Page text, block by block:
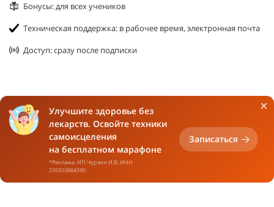
Бонусы: для всех учеников
Техническая поддержка: в рабочее время, электронная почта
Доступ: сразу после подписки
Улучшите здоровье без
лекарств. Освойте техники
самоисцеления
на бесплатном марафоне
*Реклама. ИП Чурзин И.В. ИНН
235503884590
Записаться